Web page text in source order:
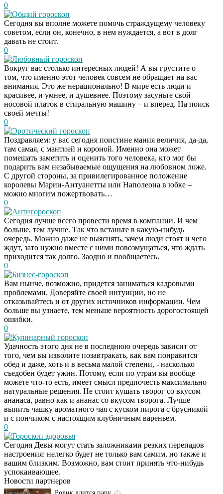
0
Общий гороскоп
Сегодня вы вполне можете помочь страждущему человеку
советом, если он, конечно, в нем нуждается, а вот в долг
давать не стоит.
0
Любовный гороскоп
Вокруг вас столько интересных людей! А вы грустите о
том, что именно этот человек совсем не обращает на вас
внимания. Это же нерационально! В мире есть люди и
красивее, и умнее, и душевнее. Поэтому засуньте свой
носовой платок в стиральную машину – и вперед. На поиск
своей мечты!
0
Эротический гороскоп
Поздравляем: у вас сегодня поистине мания величия, да-да,
там самая, с мантией и короной. Именно она может
помешать заметить и оценить того человека, кто мог бы
подарить вам незабываемые ощущения на любовном ложе.
С другой стороны, за привилегированное положение
королевы Марии-Антуанетты или Наполеона в юбке –
можно многим пожертвовать…
0
Антигороскоп
Сегодня лучше всего провести время в компании. И чем
больше, тем лучше. Так что встаньте в какую-нибудь
очередь. Можно даже не выяснять, зачем люди стоят и чего
ждут, зато нужно вместе с ними повозмущаться, что ждать
приходится так долго. Заодно и пообщаетесь.
0
Бизнес-гороскоп
Вам нынче, возможно, придется заниматься кадровыми
проблемами. Доверяйте своей интуиции, но не
отказывайтесь и от других источников информации. Чем
больше вы узнаете, тем меньше вероятность дорогостоящей
ошибки.
0
Кулинарный гороскоп
Удачность этого дня не в последнюю очередь зависит от
того, чем вы изволите позавтракать, как вам понравится
обед и даже, хоть и в весьма малой степени, - насколько
съедобен будет ужин. Потому, если по утрам вы вообще
можете что-то есть, имеет смысл предпочесть максимально
натуральные решения. Не стоит кушать творог со вкусом
ананаса, равно как и ананас со вкусом творога. Лучше
выпить чашку ароматного чая с куском пирога с брусникой
и с пончиком с настоящим клубничным вареньем.
0
Гороскоп здоровья
Сегодня Девы могут стать заложниками резких перепадов
настроения: нелегко будет не только вам самим, но также и
вашим близким. Возможно, вам стоит принять что-нибудь
успокаивающее.
Новости партнеров
Этот танец невесты
оставит вас без слов!
Пересмотрела 10 раз
i
Ролик длится пару